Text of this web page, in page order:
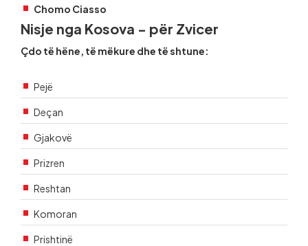
Chomo Ciasso
Nisje nga Kosova - për Zvicer
Çdo të hëne, të mëkure dhe të shtune:
Pejë
Deçan
Gjakovë
Prizren
Reshtan
Komoran
Prishtinë